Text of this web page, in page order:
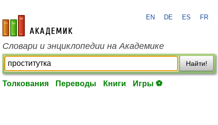
academic.ru
EN DE ES FR
Словари и энциклопедии на Академике
Найти!
Толкования Переводы Книги Игры ⚽